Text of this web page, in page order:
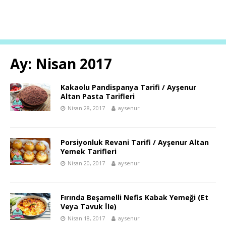
Ay: Nisan 2017
Kakaolu Pandispanya Tarifi / Ayşenur
Altan Pasta Tarifleri
Nisan 28, 2017 aysenur
Porsiyonluk Revani Tarifi / Ayşenur Altan
Yemek Tarifleri
Nisan 20, 2017 aysenur
Fırında Beşamelli Nefis Kabak Yemeği (Et
Veya Tavuk İle)
Nisan 18, 2017 aysenur